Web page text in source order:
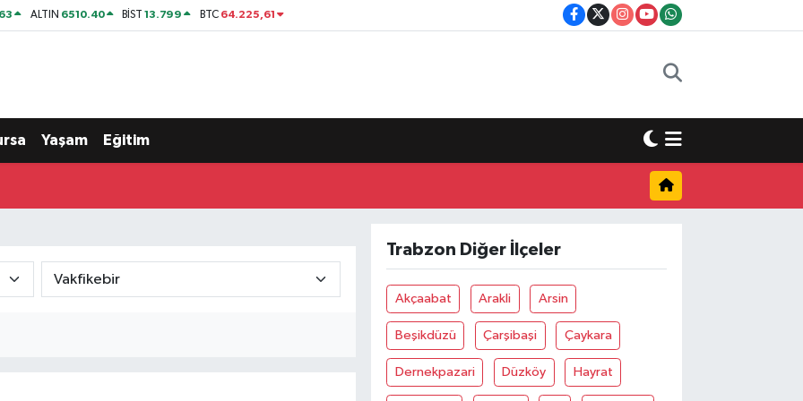
ALTIN 6510.40 BİST13.799 BTC 64.225,61
Yaşam Eğitim
Trabzon Diğer İlçeler
Akçaabat Arakli Arsin
Beşikdüzü Çarşibaşi Çaykara
Dernekpazari Düzköy Hayrat